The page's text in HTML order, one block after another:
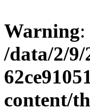
Warning
/data/2/9/
content/